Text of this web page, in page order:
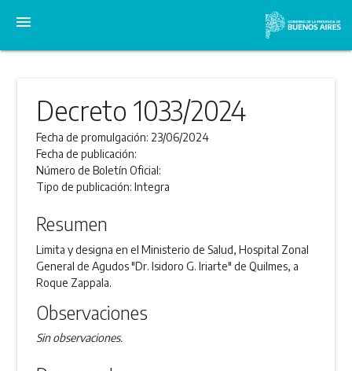
menu
Decreto 1033/2024
Fecha de promulgación: 23/06/2024
Fecha de publicación:
Número de Boletín Oficial:
Tipo de publicación:Integra
Resumen
Limita y designa en el Ministerio de Salud, Hospital Zonal
General de Agudos "Dr. Isidoro G. Iriarte" de Quilmes, a
Roque Zappala.
Observaciones
Sin observaciones.